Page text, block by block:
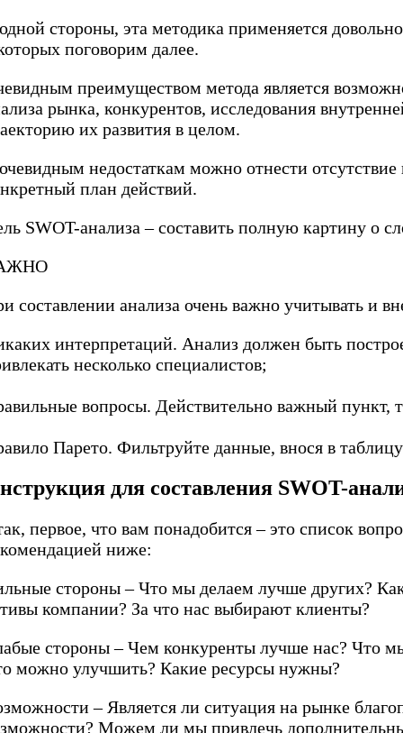
стороны, эта методика применяется
поговорим далее.
преимуществом метода является
рынка, конкурентов, исследования
их развития в целом.
недостаткам можно отнести отсутствие
план действий.
SWOT-анализа – составить полную картину о
составлении анализа очень важно учитывать и
интерпретаций. Анализ должен быть
несколько специалистов;
вопросы. Действительно важный пункт,
Парето. Фильтруйте данные, внося в
для составления SWOT-
первое, что вам понадобится – это список
ниже:
стороны – Что мы делаем лучше других?
компании? За что нас выбирают клиенты?
стороны – Чем конкуренты лучше нас? Что
можно улучшить? Какие ресурсы нужны?
– Является ли ситуация на рынке
Можем ли мы привлечь